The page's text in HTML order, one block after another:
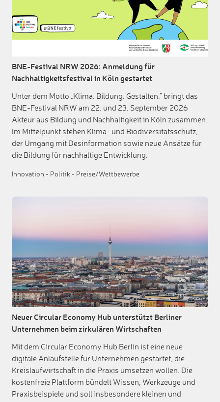
BNE-Festival NRW 2026: Anmeldung für
Nachhaltigkeitsfestival in Köln gestartet
Unter dem Motto „Klima. Bildung. Gestalten.“ bringt das
BNE-Festival NRW am 22. und 23. September 2026
Akteur aus Bildung und Nachhaltigkeit in Köln zusammen.
Im Mittelpunkt stehen Klima- und Biodiversitätsschutz,
der Umgang mit Desinformation sowie neue Ansätze für
die Bildung für nachhaltige Entwicklung.
Innovation - Politik - Preise/Wettbewerbe
Neuer Circular Economy Hub unterstützt Berliner
Unternehmen beim zirkulären Wirtschaften
Mit dem Circular Economy Hub Berlin ist eine neue
digitale Anlaufstelle für Unternehmen gestartet, die
Kreislaufwirtschaft in die Praxis umsetzen wollen. Die
kostenfreie Plattform bündelt Wissen, Werkzeuge und
Praxisbeispiele und soll insbesondere kleinen und